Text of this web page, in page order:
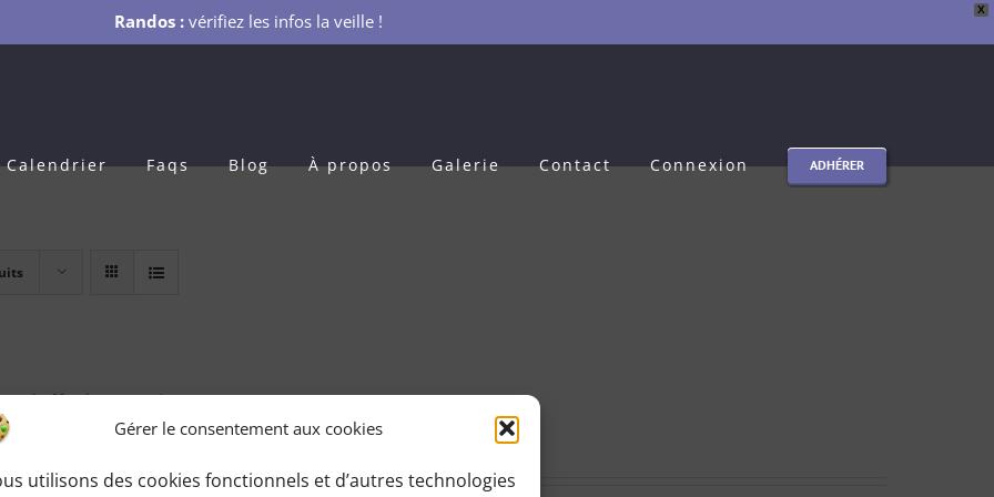
X
Randos : vérifiez les infos la veille !
Gérer le consentement aux cookies
utilisons des cookies fonctionnels et d’autres technologies
Calendrier Faqs Blog À propos Galerie Contact Connexion ADHÉRER
Adhésion 1 an
€